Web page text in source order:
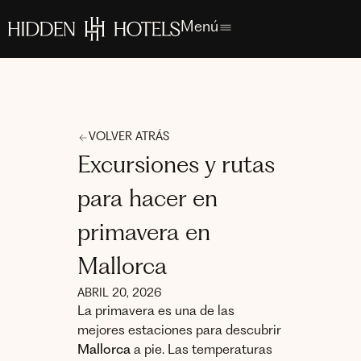
Menú
VOLVER ATRÁS
Excursiones y rutas
para hacer en
primavera en
Mallorca
ABRIL 20, 2026
La primavera es una de las
mejores estaciones para descubrir
Mallorca a pie. Las temperaturas